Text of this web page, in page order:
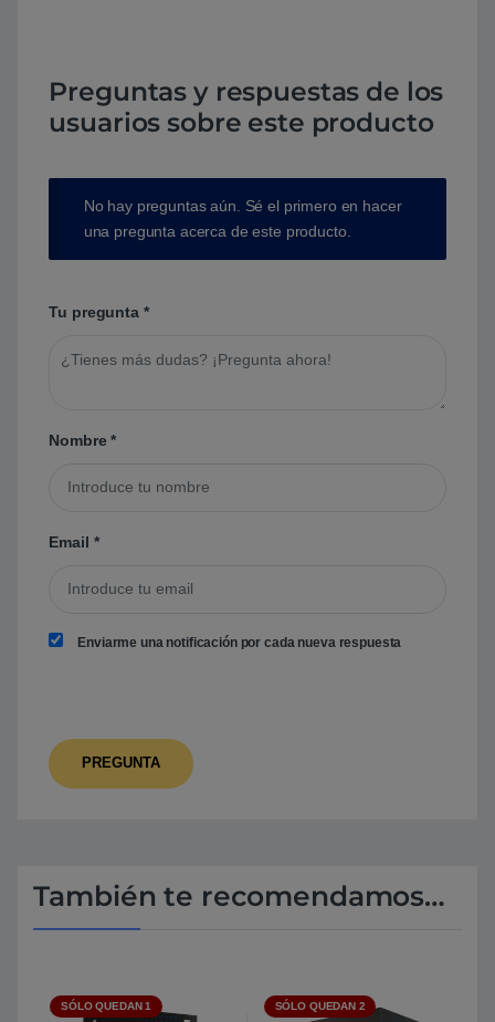
Preguntas y respuestas de los
usuarios sobre este producto
No hay preguntas aún. Sé el primero en hacer
una pregunta acerca de este producto.
Tu pregunta *
Nombre*
Email *
Enviarme una notificación por cada nueva respuesta
También te recomendamos…
SÓLO QUEDAN 1 SÓLO QUEDAN 2